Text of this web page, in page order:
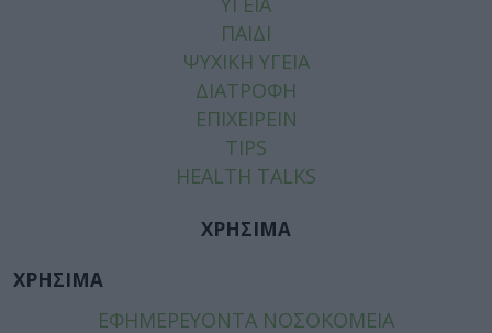
ΠΑΙΔΙ
ΨΥΧΙΚΗ ΥΓΕΙΑ
ΔΙΑΤΡΟΦΗ
ΕΠΙΧΕΙΡΕΙΝ
TIPS
HEALTH TALKS
ΧΡΗΣΙΜΑ
ΧΡΗΣΙΜΑ
ΕΦΗΜΕΡΕΥΟΝΤΑ ΝΟΣΟΚΟΜΕΙΑ